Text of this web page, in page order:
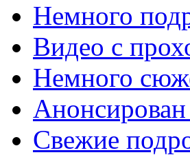
Немного
Видео с
Немного
Анонсирован
Свежие